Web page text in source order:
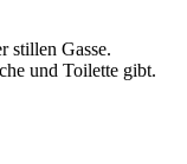
stillen Gasse.
und Toilette gibt.